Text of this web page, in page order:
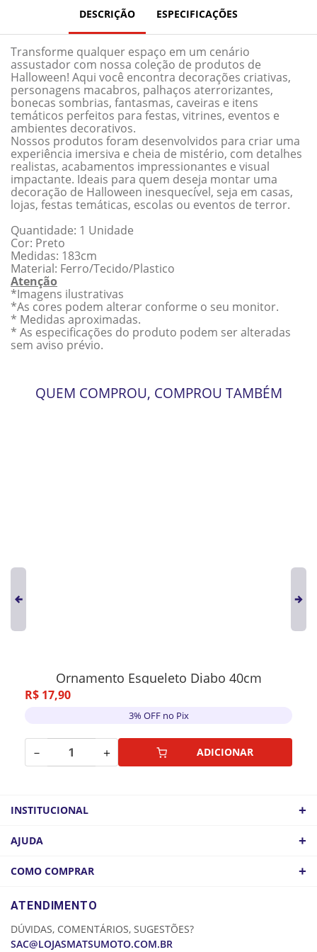
DESCRIÇÃO ESPECIFICAÇÕES
Transforme qualquer espaço em um cenário
assustador com nossa coleção de produtos de
Halloween! Aqui você encontra decorações criativas,
personagens macabros, palhaços aterrorizantes,
bonecas sombrias, fantasmas, caveiras e itens
temáticos perfeitos para festas, vitrines, eventos e
ambientes decorativos.
Nossos produtos foram desenvolvidos para criar uma
experiência imersiva e cheia de mistério, com detalhes
realistas, acabamentos impressionantes e visual
impactante. Ideais para quem deseja montar uma
decoração de Halloween inesquecível, seja em casas,
lojas, festas temáticas, escolas ou eventos de terror.
Quantidade: 1 Unidade
Cor: Preto
Medidas: 183cm
Material: Ferro/Tecido/Plastico
Atenção
*Imagens ilustrativas
*As cores podem alterar conforme o seu monitor.
* Medidas aproximadas.
* As especificações do produto podem ser alteradas
sem aviso prévio.
QUEM COMPROU, COMPROU TAMBÉM
Ornamento Esqueleto Diabo 40cm
R$ 17,90
3% OFF no Pix
－ ＋ ADICIONAR
INSTITUCIONAL +
COMO CHEGAR
AJUDA +
COMO COMPRAR +
CADASTRE-SE
MINHA CONTA
ATENDIMENTO
DÚVIDAS, COMENTÁRIOS, SUGESTÕES?
SAC@LOJASMATSUMOTO.COM.BR